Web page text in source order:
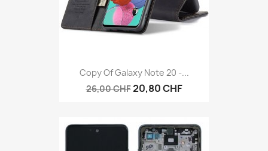
Copy Of Galaxy Note 20 -...
26,00 CHF20,80 CHF